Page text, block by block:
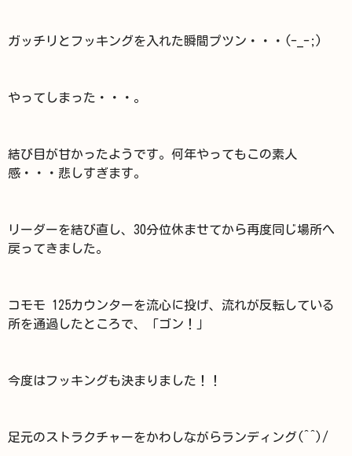
ガッチリとフッキングを入れた瞬間プツン・・・(-_-;)
やってしまった・・・。
結び目が甘かったようです。何年やってもこの素人
感・・・悲しすぎます。
リーダーを結び直し、30分位休ませてから再度同じ場所へ
戻ってきました。
コモモ 125カウンターを流心に投げ、流れが反転している
所を通過したところで、「ゴン！」
今度はフッキングも決まりました！！
足元のストラクチャーをかわしながらランディング(^^)/